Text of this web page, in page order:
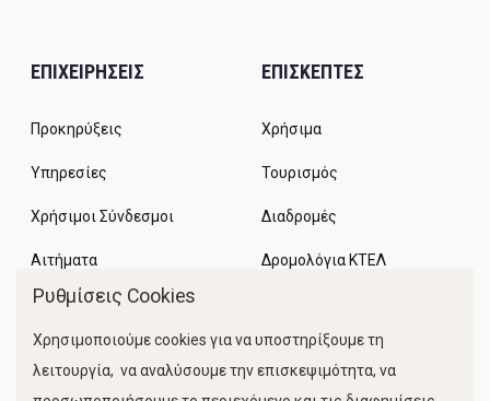
ΕΠΙΧΕΙΡΗΣΕΙΣ
Προκηρύξεις
Υπηρεσίες
Χρήσιμοι Σύνδεσμοι
Αιτήματα
ΕΠΙΣΚΕΠΤΕΣ
Χρήσιμα
Τουρισμός
Διαδρομές
Δρομολόγια ΚΤΕΛ
Κίνηση Λιμένος
Ρυθμίσεις Cookies
Χρησιμοποιούμε cookies για να υποστηρίξουμε τη
λειτουργία, να αναλύσουμε την επισκεψιμότητα, να